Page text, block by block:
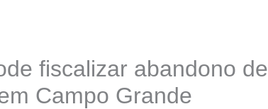
fiscalizar abandono de
Campo Grande